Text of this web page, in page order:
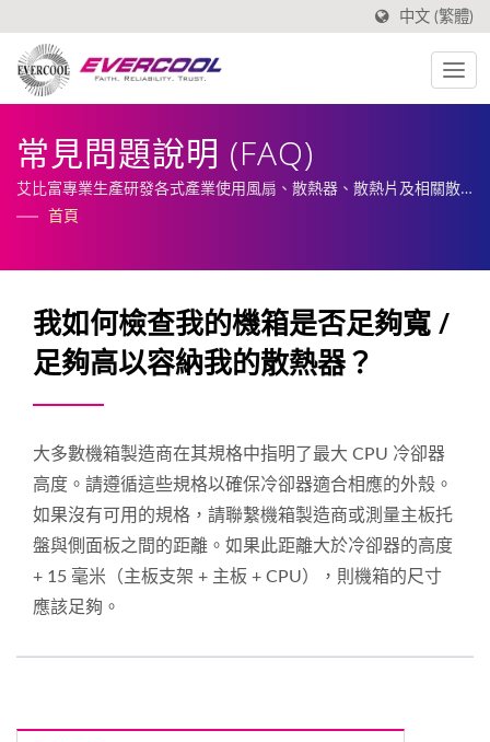
中文 (繁體)
常見問題說明 (FAQ)
艾比富專業生產研發各式產業使用風扇、散熱器、散熱片及相關散
熱周邊。
首頁
我如何檢查我的機箱是否足夠寬 /
足夠高以容納我的散熱器？
大多數機箱製造商在其規格中指明了最大 CPU 冷卻器
高度。請遵循這些規格以確保冷卻器適合相應的外殼。
如果沒有可用的規格，請聯繫機箱製造商或測量主板托
盤與側面板之間的距離。如果此距離大於冷卻器的高度
+ 15 毫米（主板支架 + 主板 + CPU），則機箱的尺寸
應該足夠。